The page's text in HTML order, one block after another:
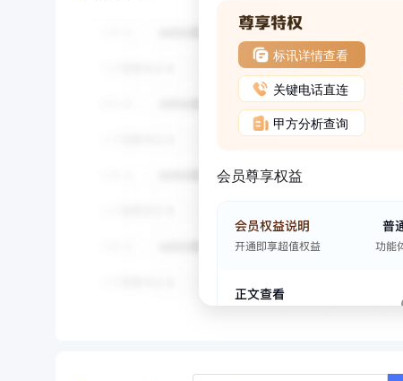
标讯详情查看
关键电话直连
甲方分析查询
会员尊享权益